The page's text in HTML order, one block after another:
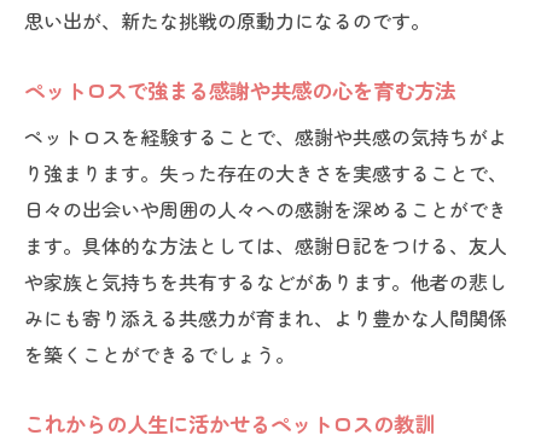
思い出が、新たな挑戦の原動力になるのです。
ペットロスで強まる感謝や共感の心を育む方法
ペットロスを経験することで、感謝や共感の気持ちがよ
り強まります。失った存在の大きさを実感することで、
日々の出会いや周囲の人々への感謝を深めることができ
ます。具体的な方法としては、感謝日記をつける、友人
や家族と気持ちを共有するなどがあります。他者の悲し
みにも寄り添える共感力が育まれ、より豊かな人間関係
を築くことができるでしょう。
これからの人生に活かせるペットロスの教訓